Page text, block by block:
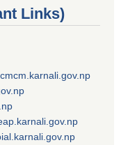
Links)